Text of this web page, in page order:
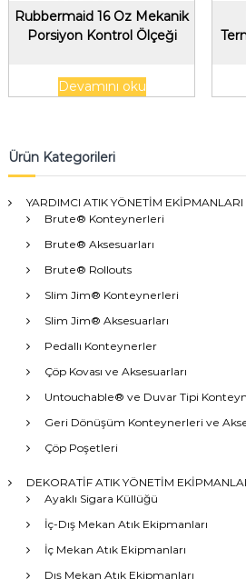
Rubbermaid 16 Oz Mekanik
Porsiyon Kontrol Ölçeği
Devamını oku
Ürün Kategorileri
YARDIMCI ATIK YÖNETİM EKİPMANLARI
Brute® Konteynerleri
Brute® Aksesuarları
Brute® Rollouts
Slim Jim® Konteynerleri
Slim Jim® Aksesuarları
Pedallı Konteynerler
Çöp Kovası ve Aksesuarları
Untouchable® ve Duvar Tipi
Geri Dönüşüm Konteynerleri ve
Çöp Poşetleri
DEKORATİF ATIK YÖNETİM
Ayaklı Sigara Küllüğü
İç-Dış Mekan Atık Ekipmanları
İç Mekan Atık Ekipmanları
Dış Mekan Atık Ekipmanları